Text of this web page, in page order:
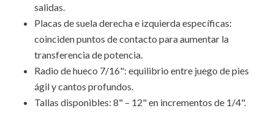
salidas.
Placas de suela derecha e izquierda específicas:
coinciden puntos de contacto para aumentar la
transferencia de potencia.
Radio de hueco 7/16": equilibrio entre juego de pies
ágil y cantos profundos.
Tallas disponibles: 8" – 12" en incrementos de 1/4".